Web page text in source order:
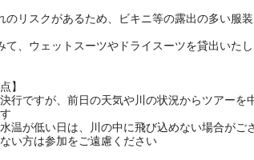
のリスクがあるため、ビキニ等の露出の多い服
て、ウェットスーツやドライスーツを貸出いた
】
行ですが、前日の天気や川の状況からツアーを
温が低い日は、川の中に飛び込めない場合がご
い方は参加をご遠慮ください